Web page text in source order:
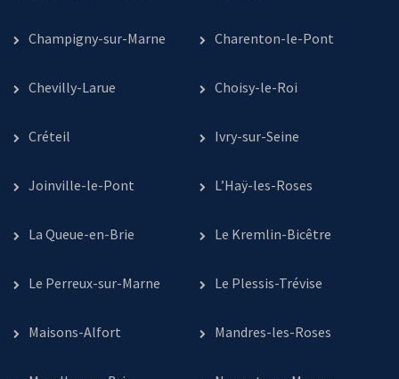
Champigny-sur-Marne Charenton-le-Pont
Chevilly-Larue Choisy-le-Roi
Créteil Ivry-sur-Seine
Joinville-le-Pont L’Haÿ-les-Roses
La Queue-en-Brie Le Kremlin-Bicêtre
Le Perreux-sur-Marne Le Plessis-Trévise
Maisons-Alfort Mandres-les-Roses